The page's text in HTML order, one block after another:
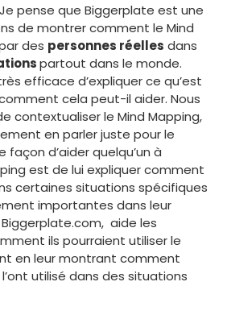
Je pense que Biggerplate est une
de montrer comment le Mind
des personnes réelles dans
partout dans le monde.
efficace d’expliquer ce qu’est
cela peut-il aider. Nous
contextualiser le Mind Mapping,
en parler juste pour le
façon d’aider quelqu’un à
est de lui expliquer comment
certaines situations spécifiques
importantes dans leur
aide les
ils pourraient utiliser le
en leur montrant comment
utilisé dans des situations